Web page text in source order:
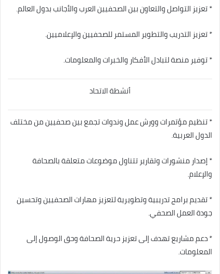
* تعزيز التواصل والتعاون بين الصحفيين العرب والأجانب بدول العالم.
* تعزيز التدريب والتطوير المستمر للصحفيين والإعلاميين.
* توفير منصة لتبادل الأفكار والخبرات والمعلومات.
أنشطة الاتحاد
* تنظيم مؤتمرات وورش عمل وندوات تجمع بين صحفيين من مختلف
الدول العربية.
* إصدار منشورات وتقارير تتناول موضوعات متعلقة بالصحافة
والإعلام.
* تقديم برامج تدريبية وتطويرية لتعزيز مهارات الصحفيين وتحسين
جودة العمل الصحفي.
* دعم مشاريع تهدف إلى تعزيز حرية الصحافة وحق الوصول إلى
المعلومات.